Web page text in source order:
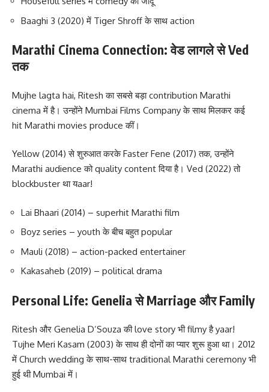
Baaghi 3 (2020) में Tiger Shroff के साथ action
Marathi Cinema Connection: वेड लागले से Ved
तक
Mujhe lagta hai, Ritesh का सबसे बड़ा contribution Marathi
cinema में है। उन्होंने Mumbai Films Company के साथ मिलकर कई
hit Marathi movies produce कीं।
Yellow (2014) से शुरुआत करके Faster Fene (2017) तक, उन्होंने
Marathi audience को quality content दिया है। Ved (2022) तो
blockbuster था यaar!
Lai Bhaari (2014) – superhit Marathi film
Boyz series – youth के बीच बहुत popular
Mauli (2018) – action-packed entertainer
Kakasaheb (2019) – political drama
Personal Life: Genelia से Marriage और Family
Ritesh और Genelia D’Souza की love story भी filmy है yaar!
Tujhe Meri Kasam (2003) के साथ ही दोनों का प्यार शुरू हुआ था। 2012
में Church wedding के साथ-साथ traditional Marathi ceremony भी
हुई थी Mumbai में।